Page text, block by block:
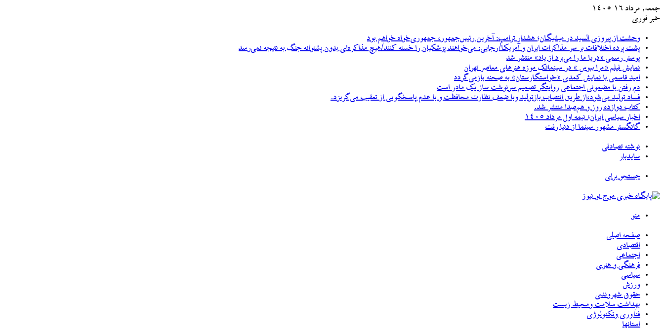
جمعه, مرداد ۱۶ ۱۴۰۵
خبر فوری
وحشت از پیروزی السید در میشیگان؛ هشدار ترامپ: آخرین رئیس‌جمهور، جمهوری‌خواه خواهم بود
پشت پرده اختلافات بر سر مذاکرات ایران و آمریکا/رجایی: می‌خواهند پزشکیان را خسته کنند/هیچ مذاکره‌ای بدون پشتوانه جنگ به نتیجه نمی‌رسد
پوستر رسمی «دریا ما را می‌برد از یاد» منتشر شد
نمایش فیلم «مرا ببوس » در سینماتک موزه هنرهای معاصر تهران
امید قاسمی با نمایش کمدی «خواستگارستان» به صحنه بازمی‌گردد
دم رفتن با مضمونی اجتماعی روایتگر تصمیم سرنوشت ساز یک مادر است
فساد تولید می‌شود،از طریق انتصاب بازتولید وبا ضعف نظارت محافظت و با عدم پاسخگویی از تعقیب می‌گریزد.
کتاب دوازده روز و هم‌صدا منتشر شد.
اخبار سیاسی ایران؛ نیمه اول مرداد ۱۴۰۵
گانگستر مشهور سینما از دنیا رفت
نوشته تصادفی
سایدبار
جستجو برای
منو
صفحه اصلی
اقتصادی
اجتماعی
فرهنگی و هنری
سیاسی
ورزش
حقوق شهروندی
بهداشت سلامت ومحیط زیست
فنآوری وتکنولوژی
استانها